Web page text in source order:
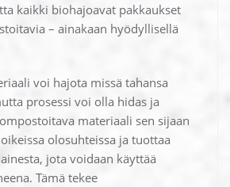
kaikki biohajoavat pakkaukset
– ainakaan hyödyllisellä
voi hajota missä tahansa
prosessi voi olla hidas ja
materiaali sen sijaan
olosuhteissa ja tuottaa
jota voidaan käyttää
Tämä tekee